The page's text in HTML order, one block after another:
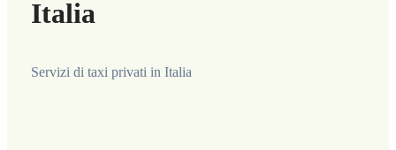
Italia
Servizi di taxi privati in Italia